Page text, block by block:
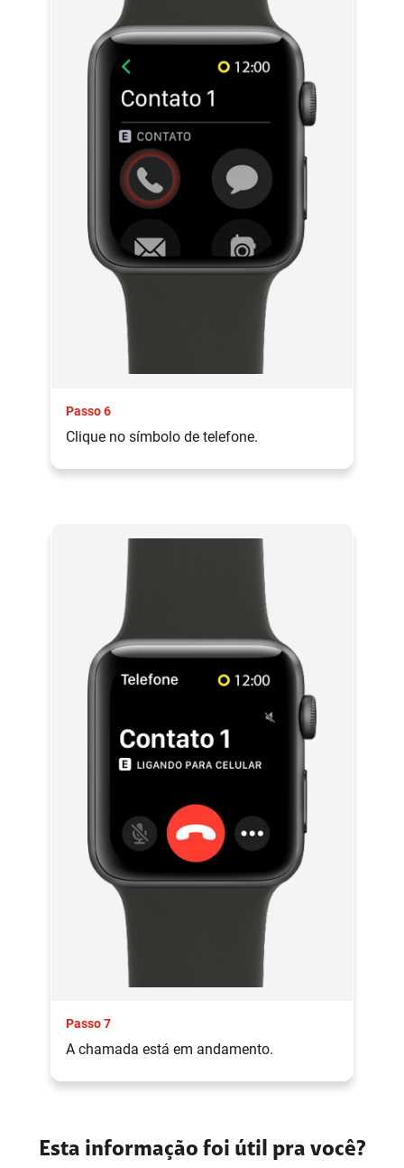
Passo 6
Clique no símbolo de telefone.
Passo 7
A chamada está em andamento.
Esta informação foi útil pra você?